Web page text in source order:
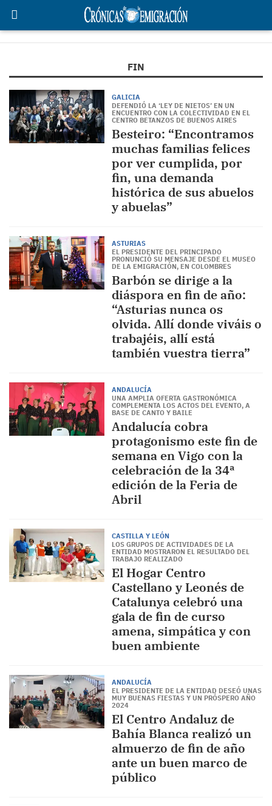
FIN
GALICIA
DEFENDIÓ LA ‘LEY DE NIETOS’ EN UN
ENCUENTRO CON LA COLECTIVIDAD EN EL
CENTRO BETANZOS DE BUENOS AIRES
Besteiro: “Encontramos
muchas familias felices
por ver cumplida, por
fin, una demanda
histórica de sus abuelos
y abuelas”
ASTURIAS
EL PRESIDENTE DEL PRINCIPADO
PRONUNCIÓ SU MENSAJE DESDE EL MUSEO
DE LA EMIGRACIÓN, EN COLOMBRES
Barbón se dirige a la
diáspora en fin de año:
“Asturias nunca os
olvida. Allí donde viváis o
trabajéis, allí está
también vuestra tierra”
ANDALUCÍA
UNA AMPLIA OFERTA GASTRONÓMICA
COMPLEMENTA LOS ACTOS DEL EVENTO, A
BASE DE CANTO Y BAILE
Andalucía cobra
protagonismo este fin de
semana en Vigo con la
celebración de la 34ª
edición de la Feria de
Abril
CASTILLA Y LEÓN
LOS GRUPOS DE ACTIVIDADES DE LA
ENTIDAD MOSTRARON EL RESULTADO DEL
TRABAJO REALIZADO
El Hogar Centro
Castellano y Leonés de
Catalunya celebró una
gala de fin de curso
amena, simpática y con
buen ambiente
ANDALUCÍA
EL PRESIDENTE DE LA ENTIDAD DESEÓ UNAS
MUY BUENAS FIESTAS Y UN PRÓSPERO AÑO
2024
El Centro Andaluz de
Bahía Blanca realizó un
almuerzo de fin de año
ante un buen marco de
público